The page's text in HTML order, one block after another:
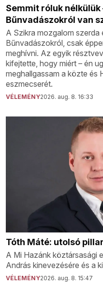
Semmit róluk nélkülük
Bűnvadászokról van
A Szikra mozgalom szerda
Bűnvadászokról, csak
meghívni. Az egyik
kifejtette, hogy miért – én
meghallgassam a közte és
eszmecserét.
VÉLEMÉNY2026. aug. 8. 16:33
Tóth Máté: utolsó
A Mi Hazánk köztársasági
András kinevezésére és a
VÉLEMÉNY2026. aug. 8. 15:47